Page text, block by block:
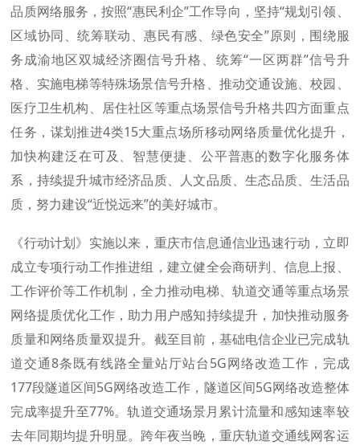
品质网络服务，按照“惠民利企”工作导向，坚持“规划引领、
区域协同、统筹联动、惠民有感、绿色安全”原则，围绕服
务成渝地区双城经济圈信号升格、统筹“一区两群”信号升
格、实施电梯等特殊场景信号升格、推动交通设施、校园、
医疗卫生机构、居住社区等重点场景信号升格共四方面重点
任务，谋划推进4类15大重点场所移动网络质量优化提升，
加快构建泛在可及、智慧便捷、公平普惠的数字化服务体
系，持续提升城市经济品质、人文品质、生态品质、生活品
质，努力建设“近悦远来”的美好城市。
《行动计划》实施以来，重庆市信息通信业迅速行动，立即
成立专项行动工作推进组，建立健全会商研判、信息上报、
工作评价等工作机制，全力推动电梯、轨道交通等重点场景
网络提质优化工作，助力用户感知持续提升，加快推动服务
质量和网络质量双提升。截至目前，基础电信企业已完成轨
道交通8条既有线路全量站厅站台5G网络改造工作，完成
177段隧道区间5G网络改造工作，隧道区间5G网络改造整体
完成率提升至77%。轨道交通场景月累计流量和感知速率较
去年同期均提升明显。跨年夜当晚，重庆轨道交通线网客运